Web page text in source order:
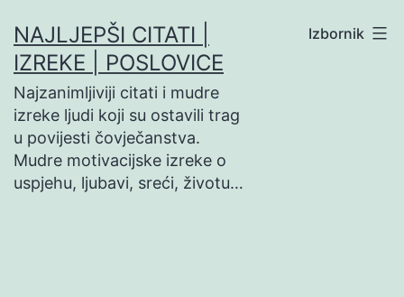
na
sadržaj
NAJLJEPŠI CITATI |
IZREKE | POSLOVICE
Najzanimljiviji citati i mudre
izreke ljudi koji su ostavili trag
u povijesti čovječanstva.
Mudre motivacijske izreke o
uspjehu, ljubavi, sreći, životu…
Izbornik